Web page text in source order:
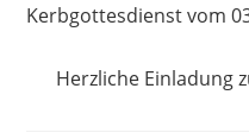
Kerbgottesdienst vom
Herzliche Einladung